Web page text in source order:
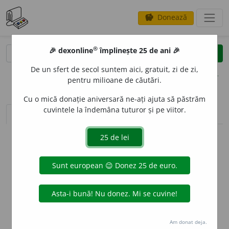
savings Donează
clear
opțiuni
sinteza definițiilor (1) definiții (1) conjugări
info
Aceste definiții sunt compilate de
echipa dexonline. Definițiile
originale se află pe filadefiniții.
preferințe
🎉 dexonline® împlinește 25 de ani 🎉
De un sfert de secol suntem aici, gratuit, zi de zi,
pentru milioane de căutări.
Cu o mică donație aniversară ne-ați ajuta să păstrăm
cuvintele la îndemâna tuturor și pe viitor.
Am donat deja.